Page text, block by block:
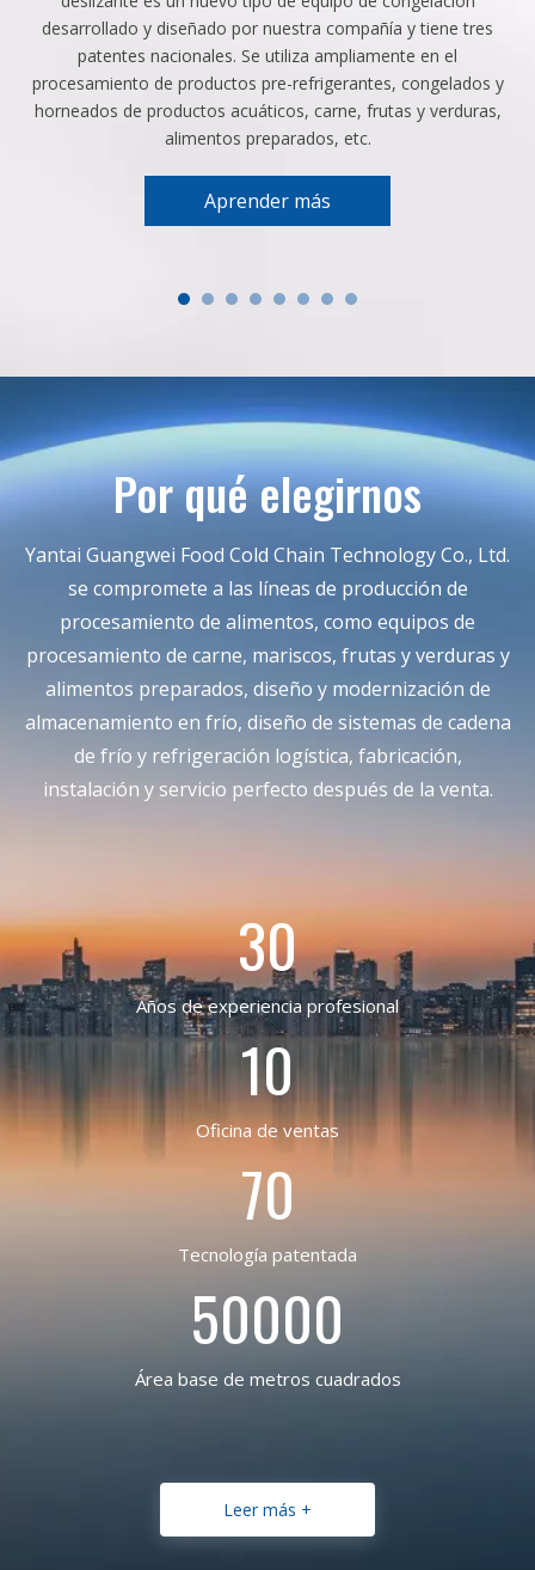
desarrollado y diseñado por nuestra compañía y tiene tres
patentes nacionales. Se utiliza ampliamente en el
procesamiento de productos pre-refrigerantes, congelados y
horneados de productos acuáticos, carne, frutas y verduras,
alimentos preparados, etc.
Aprender más
Por qué elegirnos
Yantai Guangwei Food Cold Chain Technology Co., Ltd.
se compromete a las líneas de producción de
procesamiento de alimentos, como equipos de
procesamiento de carne, mariscos, frutas y verduras y
alimentos preparados, diseño y modernización de
almacenamiento en frío, diseño de sistemas de cadena
de frío y refrigeración logística, fabricación,
instalación y servicio perfecto después de la venta.
30
Años de experiencia profesional
10
Oficina de ventas
70
Tecnología patentada
50000
Área base de metros cuadrados
Leer más +